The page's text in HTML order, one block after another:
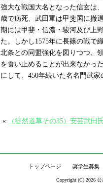
強大な戦国大名となった信玄は
歳で病死、武田軍は甲斐国に撤
期には甲斐・信濃・駿河及び上
た。しかし1575年に長篠の戦で
北条との同盟強化を図りつつ、
を食い止めることが出来なかっ
にして、450年続いた名名門武
« （徒然道草その35）安芸武田
トップページ 奨学生募集
Copyright (C) 2026 公